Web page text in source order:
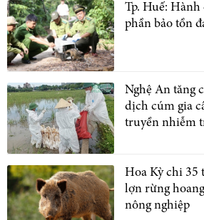
Tp. Huế:
phần bảo tồn
Nghệ An tăng
dịch cúm gia
truyền nhiễm
Hoa Kỳ chi 35
lợn rừng
nông nghiệp